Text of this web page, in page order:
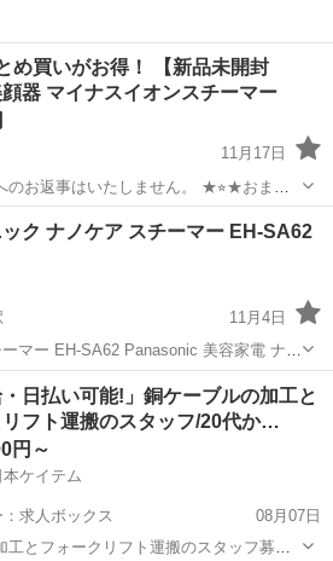
いがお得！ 【新品未開封
器 マイナスイオンスチーマー
11月17日
事はいたしません。 ★⭐︎★おまと
売りしているソニックシェイプ(5000円)
合わせておまとめ買いしていただけたら3
美容家電
ク ナノケア スチーマー EH-SA62
11月4日
Panasonic 美容家電 ナノ
れ直すとまた作動します 側面にシールあ
駅 美容家電 ナノケア
・日払い可能!」銅ケーブルの加工と
リフト運搬のスタッフ/20代か…
円～
ケイテム
求人ボックス
08月07日
工とフォークリフト運搬のスタッフ募集/